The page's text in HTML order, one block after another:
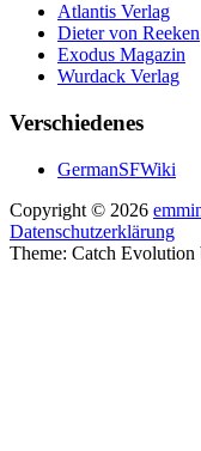
Atlantis Verlag
Dieter von Reeken
Exodus Magazin
Wurdack Verlag
Verschiedenes
GermanSFWiki
Copyright © 2026
Datenschutzerklärung
Theme: Catch Evolution